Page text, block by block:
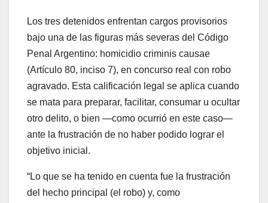
Los tres detenidos enfrentan cargos provisorios
bajo una de las figuras más severas del Código
Penal Argentino: homicidio criminis causae
(Artículo 80, inciso 7), en concurso real con robo
agravado. Esta calificación legal se aplica cuando
se mata para preparar, facilitar, consumar u ocultar
otro delito, o bien —como ocurrió en este caso—
ante la frustración de no haber podido lograr el
objetivo inicial.
“Lo que se ha tenido en cuenta fue la frustración
del hecho principal (el robo) y, como